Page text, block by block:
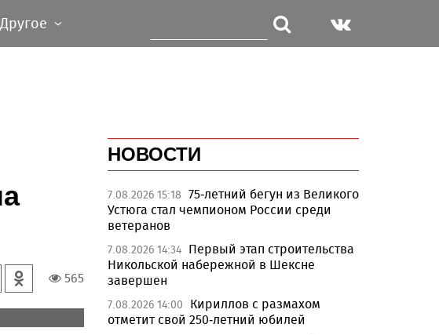
Другое
565
НОВОСТИ
7.08.2026 15:18 75-летний бегун из Великого
Устюга стал чемпионом России среди
ветеранов
7.08.2026 14:34 Первый этап строительства
Никольской набережной в Шексне
завершен
7.08.2026 14:00
Кириллов с размахом
отметит свой 250-летний юбилей